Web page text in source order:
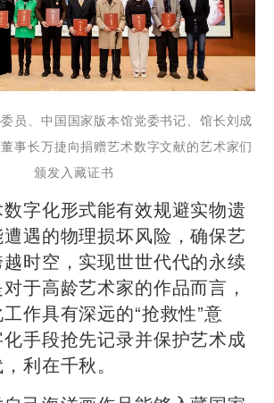
员、中国国家版本馆党委书记、馆长刘成
事长万捷向捐赠艺术数字文献的艺术家们
颁发入藏证书
字化形式能有效规避实物遗
遇的物理损坏风险，确保艺
时空，实现世世代代的永续
于高龄艺术家的作品而言，
作具有深远的“抢救性”意
手段抢先记录并保护艺术成
利在千秋。